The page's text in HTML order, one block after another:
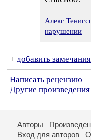
Алекс
нарушении
+ добавить замечания
Написать рецензию
Другие
Авторы
Вход для авторов